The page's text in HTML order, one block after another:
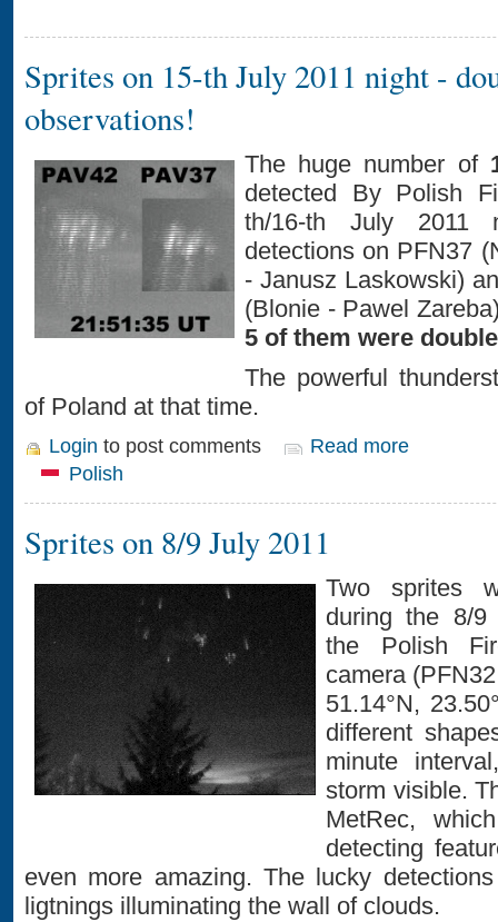
Sprites on 15-th July 2011 night -
observations!
The huge number of
detected By Polish
th/16-th July 2011
detections on PFN37
- Janusz Laskowski)
(Blonie - Pawel
5 of them were
The powerful
of Poland at that time.
Login to post comments
Read more
Polish
Sprites on 8/9 July 2011
Two sprites
during the 8/
the Polish
camera
51.14°N,
different
minute
storm visible.
MetRec,
detecting
even more amazing. The lucky
ligtnings illuminating the wall of clouds.